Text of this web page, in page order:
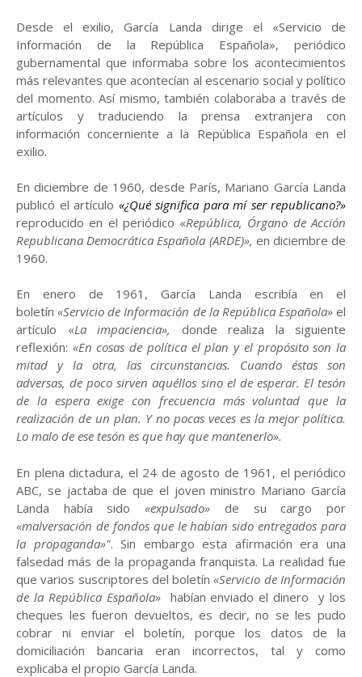
Desde el exilio, García Landa dirige el «Servicio de
Información de la República Española», periódico
gubernamental que informaba sobre los acontecimientos
más relevantes que acontecían al escenario social y político
del momento. Así mismo, también colaboraba a través de
artículos y traduciendo la prensa extranjera con
información concerniente a la República Española en el
exilio.
En diciembre de 1960, desde París, Mariano García Landa
publicó el artículo «¿Qué significa para mí ser republicano?»
reproducido en el periódico «República, Órgano de Acción
Republicana Democrática Española (ARDE)», en diciembre de
1960.
En enero de 1961, García Landa escribía en el
boletín«Servicio de Información de la República Española»el
artículo «La impaciencia», donde realiza la siguiente
reflexión: «En cosas de política el plan y el propósito son la
mitad y la otra, las circunstancias. Cuando éstas son
adversas, de poco sirven aquéllos sino el de esperar. El tesón
de la espera exige con frecuencia más voluntad que la
realización de un plan. Y no pocas veces es la mejor política.
Lo malo de ese tesón es que hay que mantenerlo».
En plena dictadura, el 24 de agosto de 1961, el periódico
ABC, se jactaba de que el joven ministro Mariano García
Landa había sido«expulsado» de su cargo por
«malversación de fondos que le habían sido entregados para
la propaganda»". Sin embargo esta afirmación era una
falsedad más de la propaganda franquista. La realidad fue
que varios suscriptores del boletín «Servicio de Información
de la República Española»habían enviado el dinero y los
cheques les fueron devueltos, es decir, no se les pudo
cobrar ni enviar el boletín, porque los datos de la
domiciliación bancaria eran incorrectos, tal y como
explicaba el propio García Landa.